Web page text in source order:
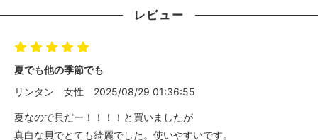
レビュー
夏でも他の季節でも
リンタン
女性 2025/08/29 01:36:55
夏なので貝だー！！！！と買いましたが
真白な貝でとても綺麗でした。使いやすいです。